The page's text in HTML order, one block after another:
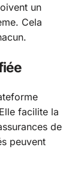
un
Cela
facilite la
de
peuvent